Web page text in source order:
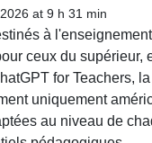
at 9 h 31 min
à
ceux du supérieur,
for Teachers,
uniquement
au niveau de